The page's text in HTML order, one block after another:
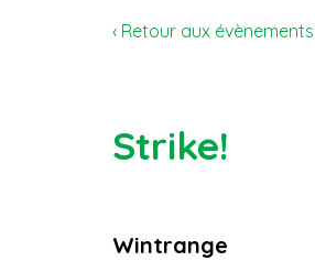
‹ Retour aux évènements
Strike!
Wintrange